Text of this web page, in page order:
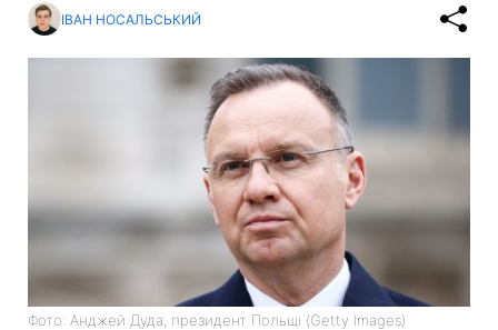
ІВАН НОСАЛЬСЬКИЙ
Фото: Анджей Дуда, президент Польщі (Getty Images)